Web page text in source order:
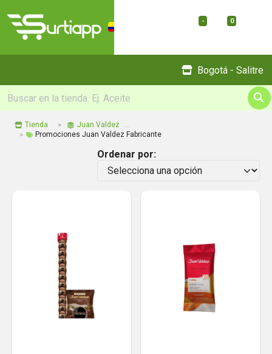
- 0
Bogotá - Salitre
Tienda
Juan Valdez
Promociones Juan Valdez Fabricante
Ordenar por: